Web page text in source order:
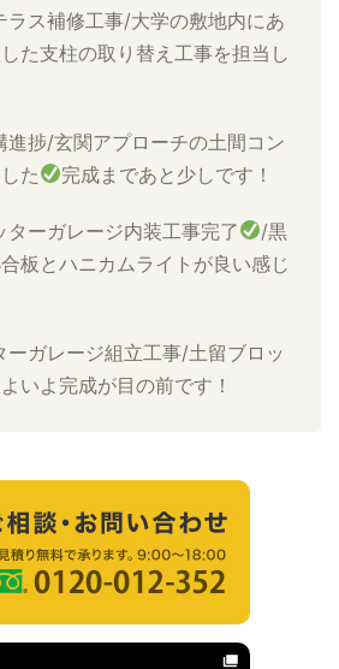
ラス補修工事/大学の敷地内にあ
た支柱の取り替え工事を担当し
進捗/玄関アプローチの土間コン
た
完成まであと少しです！
ターガレージ内装工事完了
/黒
板とハニカムライトが良い感じ
ガレージ組立工事/土留ブロッ
いよ完成が目の前です！